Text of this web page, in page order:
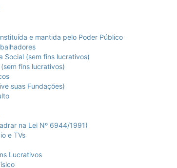
e mantida pelo Poder Público
Social (sem fins lucrativos)
fins lucrativos)
suas Fundações)
na Lei Nº 6944/1991)
e TVs
Lucrativos